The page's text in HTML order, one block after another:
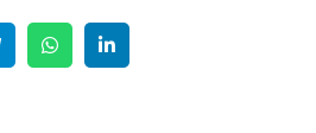
TelegramWhatsApp